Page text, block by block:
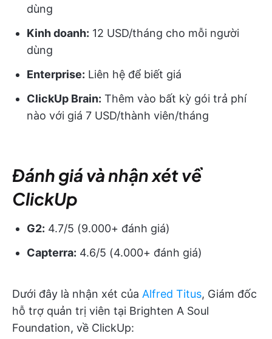
dùng
Kinh doanh: 12 USD/tháng cho mỗi người
dùng
Enterprise: Liên hệ để biết giá
ClickUp Brain: Thêm vào bất kỳ gói trả phí
nào với giá 7 USD/thành viên/tháng
Đánh giá và nhận xét về
ClickUp
G2: 4.7/5 (9.000+ đánh giá)
Capterra: 4.6/5 (4.000+ đánh giá)
Dưới đây là nhận xét của Alfred Titus, Giám đốc
hỗ trợ quản trị viên tại Brighten A Soul
Foundation, về ClickUp: